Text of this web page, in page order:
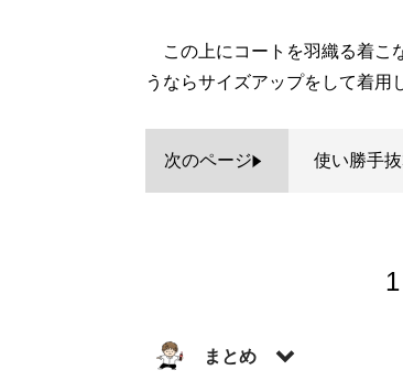
この上にコートを羽織る着こ
うならサイズアップをして着用
次のページ 使い勝手
1
まとめ